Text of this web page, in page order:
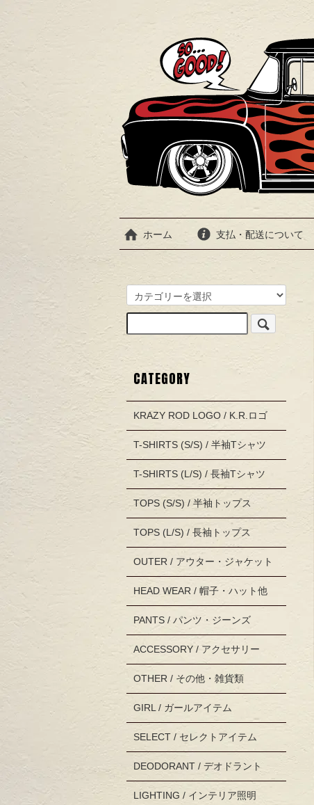
ホーム 支払・配送について
CATEGORY
KRAZY ROD LOGO / K.R.ロゴ
T-SHIRTS (S/S) / 半袖Tシャツ
T-SHIRTS (L/S) / 長袖Tシャツ
TOPS (S/S) / 半袖トップス
TOPS (L/S) / 長袖トップス
OUTER / アウター・ジャケット
HEAD WEAR / 帽子・ハット他
PANTS / パンツ・ジーンズ
ACCESSORY / アクセサリー
OTHER / その他・雑貨類
GIRL / ガールアイテム
SELECT / セレクトアイテム
DEODORANT / デオドラント
LIGHTING / インテリア照明